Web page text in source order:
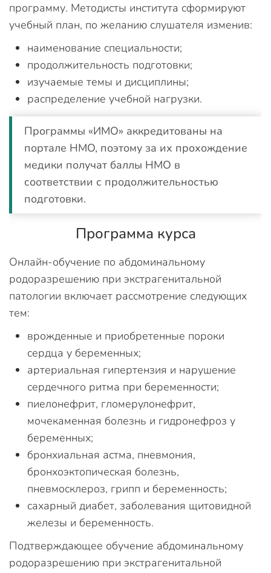
программу. Методисты института сформируют
учебный план, по желанию слушателя изменив:
наименование специальности;
продолжительность подготовки;
изучаемые темы и дисциплины;
распределение учебной нагрузки.
Программы «ИМО» аккредитованы на
портале НМО, поэтому за их прохождение
медики получат баллы НМО в
соответствии с продолжительностью
подготовки.
Программа курса
Онлайн-обучение по абдоминальному
родоразрешению при экстрагенитальной
патологии включает рассмотрение следующих
тем:
врожденные и приобретенные пороки
сердца у беременных;
артериальная гипертензия и нарушение
сердечного ритма при беременности;
пиелонефрит, гломерулонефрит,
мочекаменная болезнь и гидронефроз у
беременных;
бронхиальная астма, пневмония,
бронхоэктопическая болезнь,
пневмосклероз, грипп и беременность;
сахарный диабет, заболевания щитовидной
железы и беременность.
Подтверждающее обучение абдоминальному
родоразрешению при экстрагенитальной